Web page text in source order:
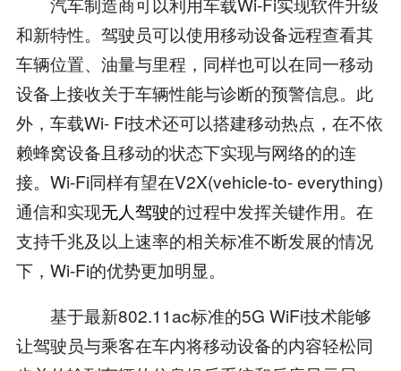
和新特性。驾驶员可以使用移动设备远程查看其
车辆位置、油量与里程，同样也可以在同一移动
设备上接收关于车辆性能与诊断的预警信息。此
外，车载Wi- Fi技术还可以搭建移动热点，在不依
赖蜂窝设备且移动的状态下实现与网络的的连
接。Wi-Fi同样有望在V2X(vehicle-to- everything)
通信和实现无人驾驶的过程中发挥关键作用。在
支持千兆及以上速率的相关标准不断发展的情况
下，Wi-Fi的优势更加明显。
基于最新802.11ac标准的5G WiFi技术能够
让驾驶员与乘客在车内将移动设备的内容轻松同